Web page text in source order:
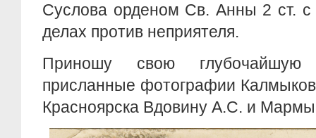
Суслова орденом Св. Анны 2 ст.
делах против неприятеля.
Приношу свою глубочайшую
присланные фотографии
Красноярска Вдовину А.С. и